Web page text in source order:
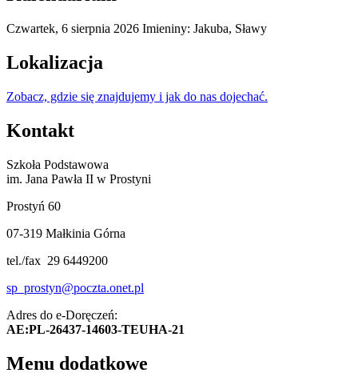
Czwartek, 6 sierpnia 2026 Imieniny: Jakuba, Sławy
Lokalizacja
Zobacz, gdzie się znajdujemy i jak do nas dojechać.
Kontakt
Szkoła Podstawowa
im. Jana Pawła II w Prostyni
Prostyń 60
07-319 Małkinia Górna
tel./fax 29 6449200
sp_prostyn@poczta.onet.pl
Adres do e-Doręczeń:
AE:PL-26437-14603-TEUHA-21
Menu dodatkowe